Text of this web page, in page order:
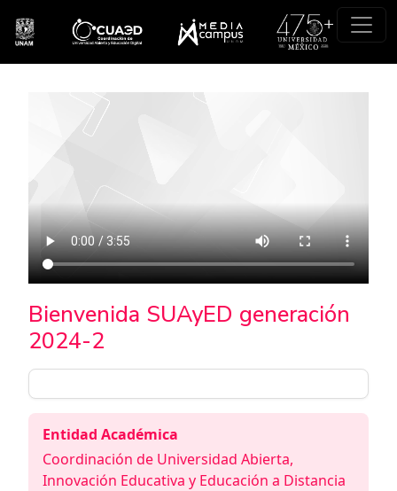
Bienvenida SUAyED generación
2024-2
Entidad Académica
Coordinación de Universidad Abierta,
Innovación Educativa y Educación a Distancia